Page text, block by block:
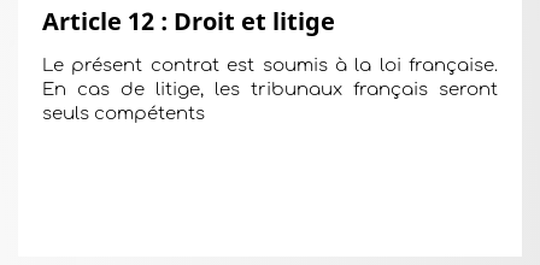
Article 12 : Droit et litige
Le présent contrat est soumis à la loi française.
En cas de litige, les tribunaux français seront
seuls compétents